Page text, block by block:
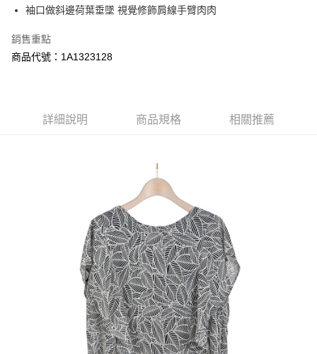
Apple Pay
悠遊付
Google Pay
【關於「AFTEE先享後付」】
２．便利：只要手機號碼，簡訊認證，即可結帳。
３．安心：先確認商品／服務後，再付款。
【「AFTEE先享後付」結帳流程】
１．於結帳方式選擇「AFTEE先享後付」後，將跳轉至「AFTEE先享後付」
結帳頁面，進行簡訊認證並確認金額後，即可完成結帳。
２．訂單成立數日內，您將收到繳費通知簡訊。
３．收到繳費通知簡訊後14天內，點擊此簡訊中的連結，可透過四大超商／
ATM／網路銀行／等多元方式進行付款，方視為交易完成。
※ 請注意：結帳手續完成當下不需立刻繳費，但若您需要取消訂單，請聯絡
購買商品的店家。未經商家同意取消之訂單仍視為有效，需透過AFTEE先享
後付繳納相關費用。
※ 交易是否成功請以「AFTEE先享後付 」之結帳頁面顯示為準，若有關於
是否繳費成功／繳費後需取消欲退款等相關疑問，請聯繫「AFTEE先享後付
https://netprotections.freshdesk.com/support/home
每筆NT$60，滿NT$2,000(含以上)免運費
付款後全家取貨---滿2000元免運
每筆NT$60，滿NT$2,000(含以上)免運費
7-11--滿2000元免運
每筆NT$60，滿NT$2,000(含以上)免運費
付款後7-11取貨---滿2000元免運
每筆NT$60，滿NT$2,000(含以上)免運費
宅配-滿2000元免運
袖口做斜邊荷葉垂墜 視覺修飾肩線手臂肉肉
銷售重點
商品代號：1A1323128
詳細說明 商品規格 相關推薦